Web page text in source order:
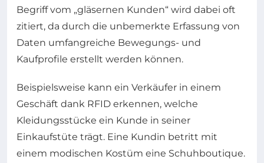
Begriff vom „gläsernen Kunden“ wird dabei oft
zitiert, da durch die unbemerkte Erfassung von
Daten umfangreiche Bewegungs- und
Kaufprofile erstellt werden können.
Beispielsweise kann ein Verkäufer in einem
Geschäft dank RFID erkennen, welche
Kleidungsstücke ein Kunde in seiner
Einkaufstüte trägt. Eine Kundin betritt mit
einem modischen Kostüm eine Schuhboutique.